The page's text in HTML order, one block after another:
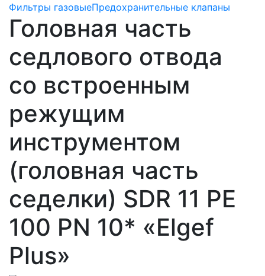
Фильтры газовыеПредохранительные клапаны
Головная часть
седлового отвода
со встроенным
режущим
инструментом
(головная часть
седелки) SDR 11 PE
100 PN 10* «Elgef
Plus»